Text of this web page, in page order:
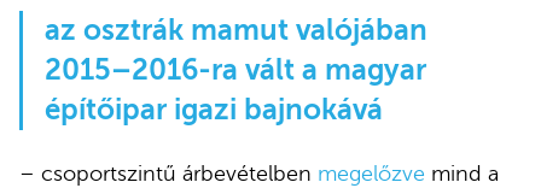
az osztrák mamut valójában
2015–2016-ra vált a magyar
építőipar igazi bajnokává
– csoportszintű árbevételben megelőzve mind a